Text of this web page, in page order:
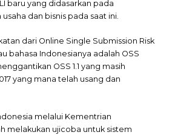
baru yang didasarkan pada
dan bisnis pada saat ini.
dari Online Single Submission Risk
bahasa Indonesianya adalah OSS
OSS 1.1 yang masih
yang mana telah usang dan
melalui Kementrian
melakukan ujicoba untuk sistem